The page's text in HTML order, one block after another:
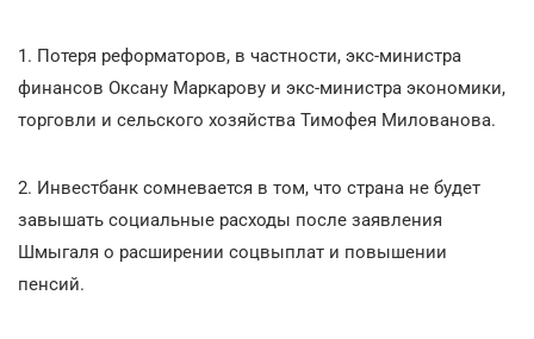
1. Потеря реформаторов, в частности, экс-министра
финансов Оксану Маркарову и экс-министра экономики,
торговли и сельского хозяйства Тимофея Милованова.
2. Инвестбанк сомневается в том, что страна не будет
завышать социальные расходы после заявления
Шмыгаля о расширении соцвыплат и повышении
пенсий.